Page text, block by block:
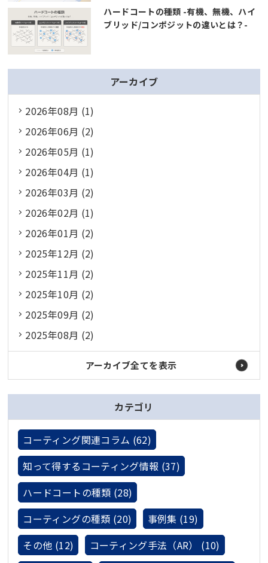
ハードコートの種類 -有機、無機、ハイ
ブリッド/コンポジットの違いとは？-
アーカイブ
2026年08月 (1)
2026年06月 (2)
2026年05月 (1)
2026年04月 (1)
2026年03月 (2)
2026年02月 (1)
2026年01月 (2)
2025年12月 (2)
2025年11月 (2)
2025年10月 (2)
2025年09月 (2)
2025年08月 (2)
アーカイブ全てを表示
カテゴリ
コーティング関連コラム (62)
知って得するコーティング情報 (37)
ハードコートの種類 (28)
コーティングの種類 (20)
事例集 (19)
その他 (12)
コーティング手法（AR） (10)